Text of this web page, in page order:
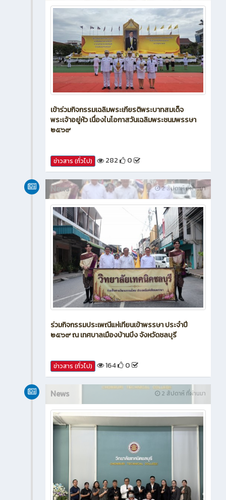
News
เข้าร่วมกิจกรรมเฉลิมพระเกียรติพระบาทสมเด็จ
พระเจ้าอยู่หัว เนื่องในโอกาสวันเฉลิมพระชนมพรรษา
282 0
2 สัปดาห์ ที่ผ่านมา
News
ร่วมกิจกรรมประเพณีแห่เทียนเข้าพรรษา ประจำปี
ข่าวสาร (ทั่วไป) 164 0
2 สัปดาห์ ที่ผ่านมา
News